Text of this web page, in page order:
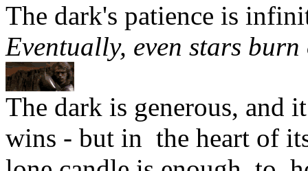
The dark's patience is
Eventually, even stars burn
The dark is generous, and
wins - but in the heart of